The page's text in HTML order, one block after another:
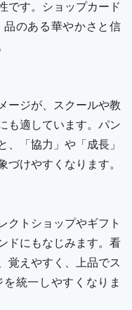
です。ショップカード
のある華やかさと信
ージが、スクールや教
も適しています。パン
「協力」や「成長」
けやすくなります。
クトショップやギフト
ドにもなじみます。看
覚えやすく、上品でス
統一しやすくなりま